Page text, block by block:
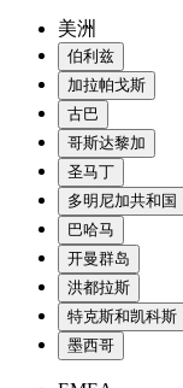
美洲
伯利兹
加拉帕戈斯
古巴
哥斯达黎加
圣马丁
多明尼加共和国
巴哈马
开曼群岛
洪都拉斯
特克斯和凯科斯
墨西哥